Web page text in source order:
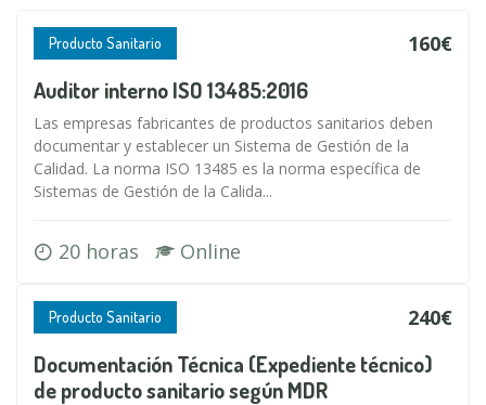
Producto Sanitario 160€
Auditor interno ISO 13485:2016
Las empresas fabricantes de productos sanitarios deben
documentar y establecer un Sistema de Gestión de la
Calidad. La norma ISO 13485 es la norma específica de
Sistemas de Gestión de la Calida...
20 horas Online
Producto Sanitario 240€
Documentación Técnica (Expediente técnico)
de producto sanitario según MDR